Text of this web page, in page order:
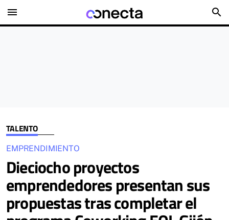
menu search
TALENTO
EMPRENDIMIENTO
Dieciocho proyectos
emprendedores presentan sus
propuestas tras completar el